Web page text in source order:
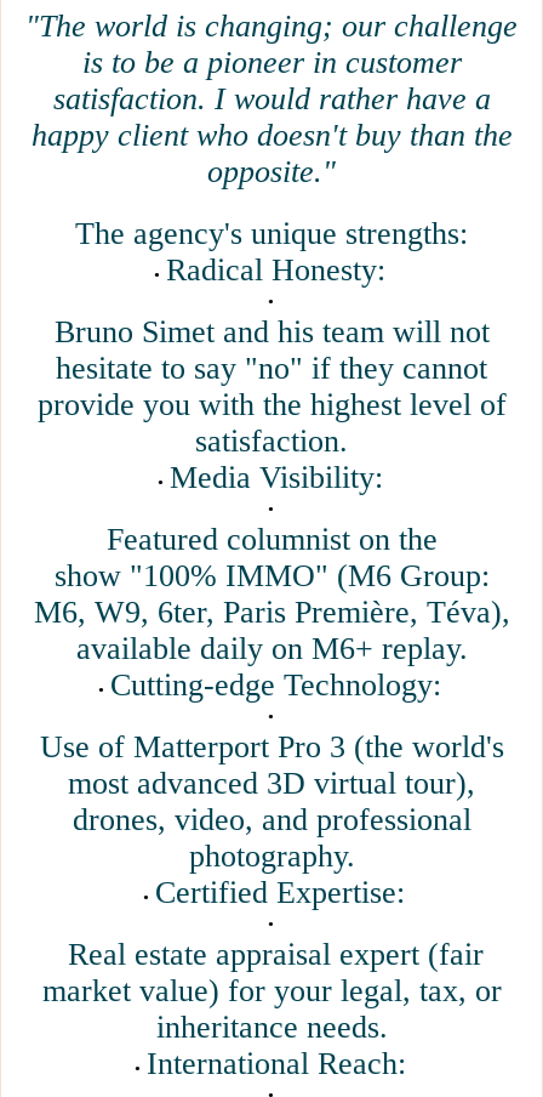
"The world is changing; our challenge
is to be a pioneer in customer
satisfaction. I would rather have a
happy client who doesn't buy than the
opposite."
The agency's unique strengths:
Radical Honesty:
Bruno Simet and his team will not
hesitate to say "no" if they cannot
provide you with the highest level of
satisfaction.
Media Visibility:
Featured columnist on the
show "100% IMMO" (M6 Group:
M6, W9, 6ter, Paris Première, Téva),
available daily on M6+ replay.
Cutting-edge Technology:
Use of Matterport Pro 3 (the world's
most advanced 3D virtual tour),
drones, video, and professional
photography.
Certified Expertise:
Real estate appraisal expert (fair
market value) for your legal, tax, or
inheritance needs.
International Reach: